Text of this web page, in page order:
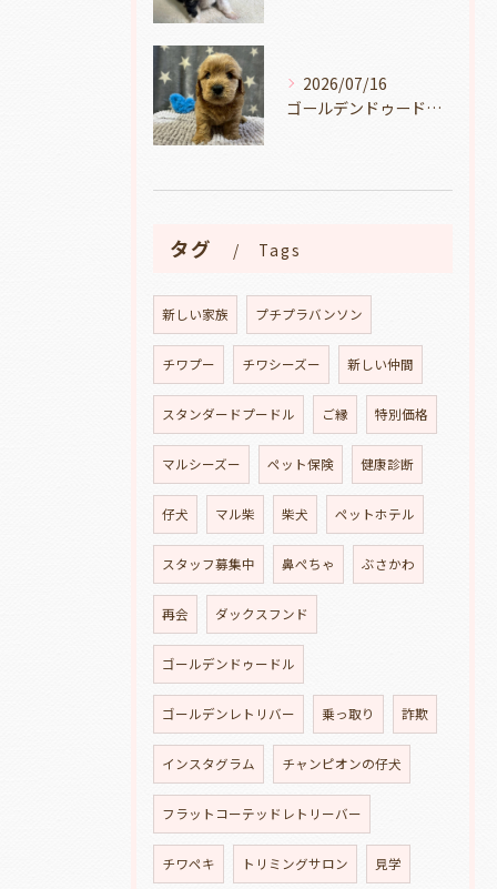
2026/07/16
ゴールデンドゥードルの仔犬の見学が出来ます🐶🐶🐶岐阜県養老町のブリーダーワンダフルパピーです。
タグ Tags
新しい家族 プチプラバンソン
チワプー チワシーズー 新しい仲間
スタンダードプードル ご縁 特別価格
マルシーズー ペット保険 健康診断
仔犬 マル柴 柴犬 ペットホテル
スタッフ募集中 鼻ぺちゃ ぶさかわ
再会 ダックスフンド
ゴールデンドゥードル
ゴールデンレトリバー 乗っ取り 詐欺
インスタグラム チャンピオンの仔犬
フラットコーテッドレトリーバー
チワペキ トリミングサロン 見学